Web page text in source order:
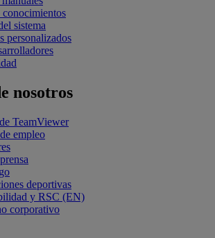
conocimientos
sistema
personalizados
nosotros
TeamViewer
empleo
deportivas
y RSC (EN)
corporativo